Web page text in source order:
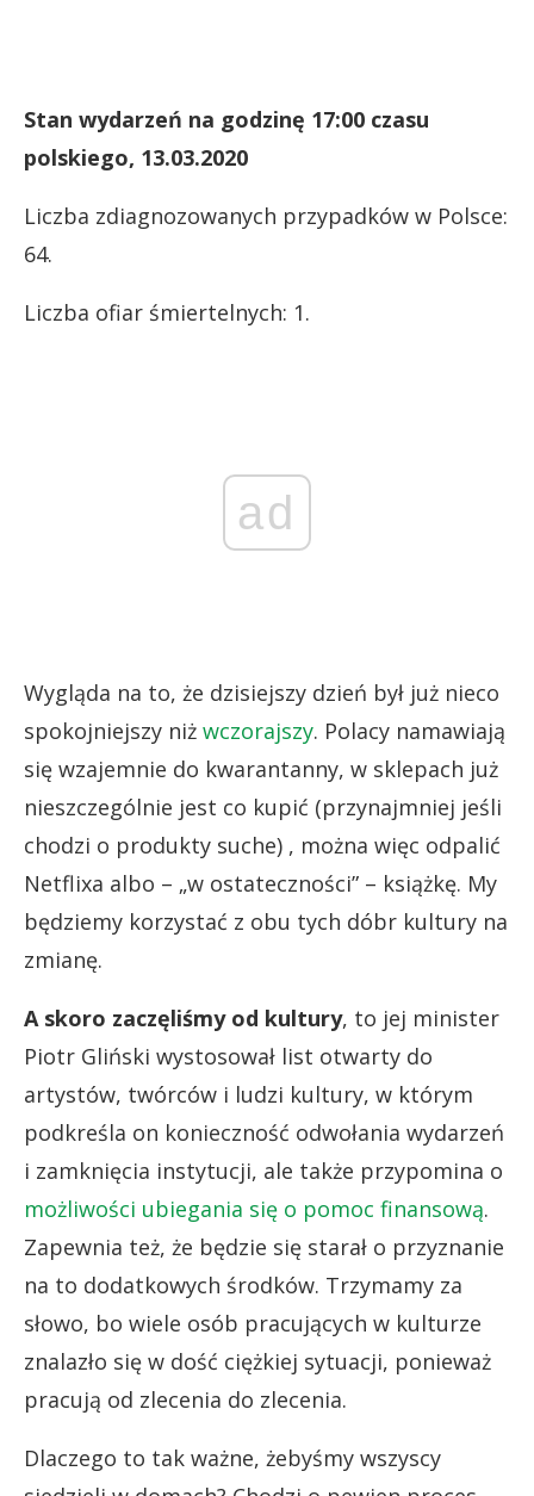
Stan wydarzeń na godzinę 17:00 czasu
polskiego, 13.03.2020
Liczba zdiagnozowanych przypadków w Polsce:
64.
Liczba ofiar śmiertelnych: 1.
ad
Wygląda na to, że dzisiejszy dzień był już nieco
spokojniejszy niż wczorajszy. Polacy namawiają
się wzajemnie do kwarantanny, w sklepach już
nieszczególnie jest co kupić (przynajmniej jeśli
chodzi o produkty suche) , można więc odpalić
Netflixa albo – „w ostateczności” – książkę. My
będziemy korzystać z obu tych dóbr kultury na
zmianę.
A skoro zaczęliśmy od kultury, to jej minister
Piotr Gliński wystosował list otwarty do
artystów, twórców i ludzi kultury, w którym
podkreśla on konieczność odwołania wydarzeń
i zamknięcia instytucji, ale także przypomina o
możliwości ubiegania się o pomoc finansową.
Zapewnia też, że będzie się starał o przyznanie
na to dodatkowych środków. Trzymamy za
słowo, bo wiele osób pracujących w kulturze
znalazło się w dość ciężkiej sytuacji, ponieważ
pracują od zlecenia do zlecenia.
Dlaczego to tak ważne, żebyśmy wszyscy